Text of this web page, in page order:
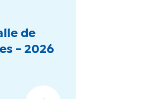
de
- 2026